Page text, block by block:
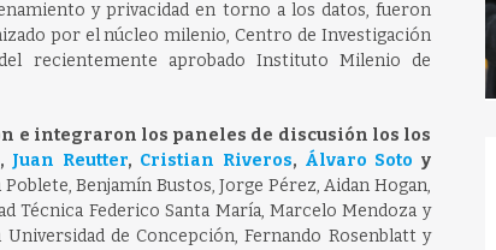
y privacidad en torno a los datos, fueron
por el núcleo milenio, Centro de Investigación
recientemente aprobado Instituto Milenio de
e integraron los paneles de discusión los los
, Juan Reutter, Cristian Riveros, Álvaro Soto y
Benjamín Bustos, Jorge Pérez, Aidan Hogan,
Técnica Federico Santa María, Marcelo Mendoza y
de Concepción, Fernando Rosenblatt y